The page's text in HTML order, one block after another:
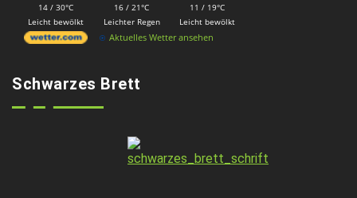
14 / 30°C
Leicht bewölkt
16 / 21°C
Leichter Regen
11 / 19°C
Leicht bewölkt
Aktuelles Wetter ansehen
Schwarzes Brett